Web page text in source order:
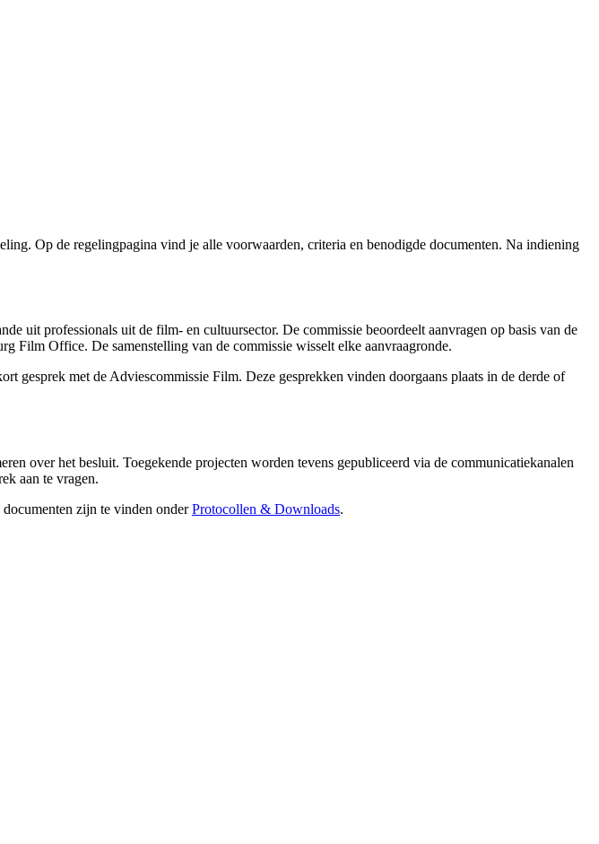
Op de regelingpagina vind je alle voorwaarden, criteria en benodigde documenten. Na indiening
uit professionals uit de film- en cultuursector. De commissie beoordeelt aanvragen op basis van de
Film Office. De samenstelling van de commissie wisselt elke aanvraagronde.
gesprek met de Adviescommissie Film. Deze gesprekken vinden doorgaans plaats in de derde of
over het besluit. Toegekende projecten worden tevens gepubliceerd via de communicatiekanalen
aan te vragen.
zijn te vinden onderProtocollen & Downloads.